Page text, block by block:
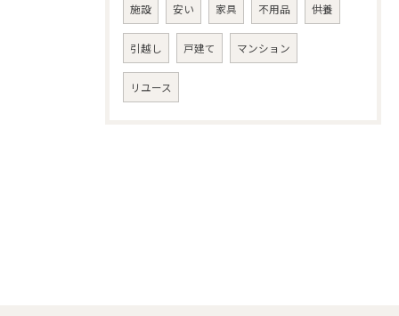
施設 安い 家具 不用品 供養
引越し 戸建て マンション
リユース